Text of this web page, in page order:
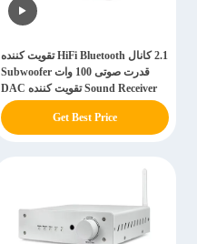
2.1 کانال HiFi Bluetooth تقویت کننده
قدرت صوتی 100 وات Subwoofer
Sound Receiver تقویت کننده DAC
بلوتوث
Get Best Price